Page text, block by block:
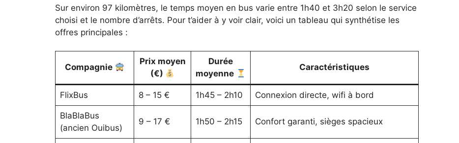
Sur environ 97 kilomètres, le temps moyen en bus varie entre 1h40 et 3h20 selon le service
choisi et le nombre d’arrêts. Pour t’aider à y voir clair, voici un tableau qui synthétise les
offres principales :
Compagnie
Prix moyen
(€)
Durée
moyenne
Caractéristiques
FlixBus 8 – 15 € 1h45 – 2h10 Connexion directe, wifi à bord
BlaBlaBus
(ancien Ouibus)
9 – 17 € 1h50 – 2h15 Confort garanti, sièges spacieux